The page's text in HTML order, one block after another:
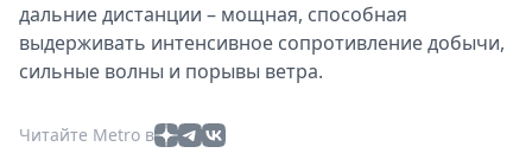
дальние дистанции – мощная, способная
выдерживать интенсивное сопротивление добычи,
сильные волны и порывы ветра.
Читайте Metro в